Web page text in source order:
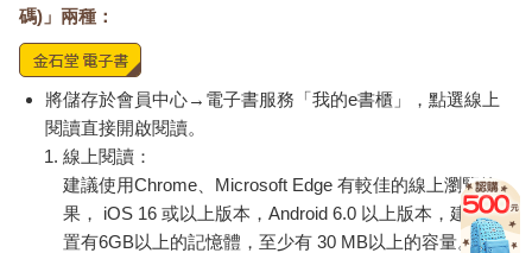
碼)」兩種：
將儲存於會員中心→電子書服務「我的e書櫃」，點選線上
閱讀直接開啟閱讀。
線上閱讀：
建議使用Chrome、Microsoft Edge 有較佳的線上瀏覽效
果， iOS 16 或以上版本，Android 6.0 以上版本，建議裝
置有6GB以上的記憶體，至少有 30 MB以上的容量。